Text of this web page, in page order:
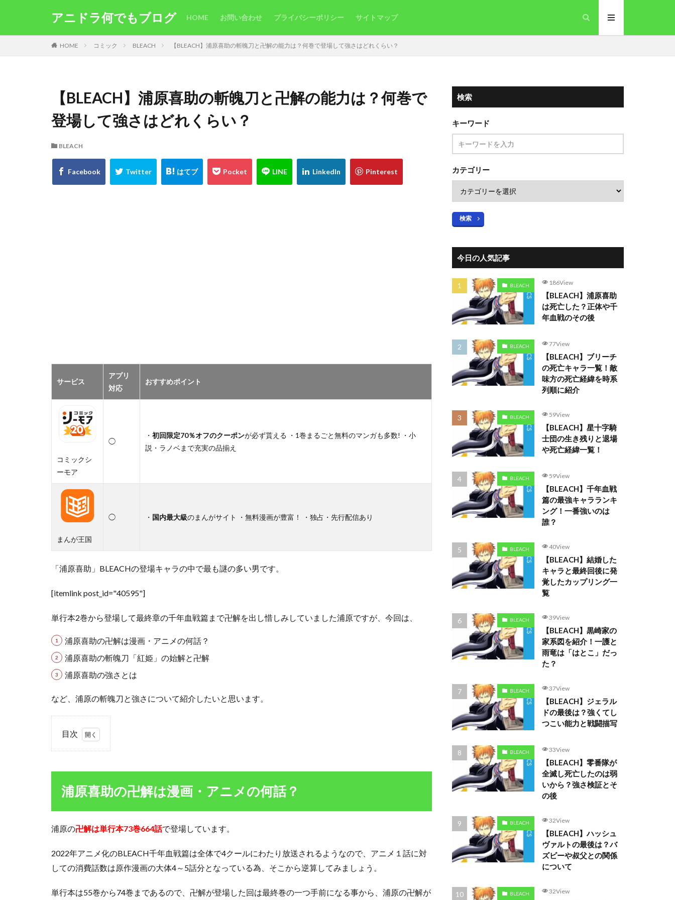
アニドラ何でもブログ HOME お問い合わせ プライバシーポリシー サイトマップ
HOME コミック BLEACH 【BLEACH】浦原喜助の斬魄刀と卍解の能力は？何巻で登場して強さはどれくらい？
【BLEACH】浦原喜助の斬魄刀と卍解の能力は？何巻で
登場して強さはどれくらい？
BLEACH
サービス
アプリ
対応
おすすめポイント
コミックシ
ーモア
◯
・ 初回限定70％オフのクーポンが必ず貰える ・1巻まるごと無料のマンガも多数! ・小
説・ラノベまで充実の品揃え
まんが王国
◯ ・ 国内最大級のまんがサイト ・無料漫画が豊富！ ・独占・先行配信あり
「浦原喜助」BLEACHの登場キャラの中で最も謎の多い男です。
[itemlink post_id="40595"]
単行本2巻から登場して最終章の千年血戦篇まで卍解を出し惜しみしていました浦原ですが、今回は、
浦原喜助の卍解は漫画・アニメの何話？
浦原喜助の斬魄刀「紅姫」の始解と卍解
浦原喜助の強さとは
など、浦原の斬魄刀と強さについて紹介したいと思います。
目次
喜助
解は
画・
メの
話？
1.1
喜助
浦原喜助の卍解は漫画・アニメの何話？
浦原の卍解は単行本73巻664話で登場しています。
2022年アニメ化のBLEACH千年血戦篇は全体で4クールにわたり放送されるようなので、アニメ１話に対
しての消費話数は原作漫画の大体4～5話分となっている為、そこから逆算してみましょう。
単行本は55巻から74巻まであるので、卍解が登場した回は最終巻の一つ手前になる事から、浦原の卍解が
検索
キーワード
カテゴリー
検索
今日の人気記事
BLEACH 186View
【BLEACH】浦原喜助
は死亡した？正体や千
年血戦のその後
BLEACH 77View
【BLEACH】ブリーチ
の死亡キャラ一覧！敵
味方の死亡経緯を時系
列順に紹介
BLEACH 59View
【BLEACH】星十字騎
士団の生き残りと退場
や死亡経緯一覧！
BLEACH 59View
【BLEACH】千年血戦
篇の最強キャラランキ
ング！一番強いのは
誰？
BLEACH 40View
【BLEACH】結婚した
キャラと最終回後に発
覚したカップリング一
覧
BLEACH 39View
【BLEACH】黒崎家の
家系図を紹介！一護と
雨竜は「はとこ」だっ
た？
BLEACH 37View
【BLEACH】ジェラル
ドの最後は？強くてし
つこい能力と戦闘描写
BLEACH 33View
【BLEACH】零番隊が
全滅し死亡したのは弱
いから？強さ検証とそ
の後
BLEACH 32View
【BLEACH】ハッシュ
ヴァルトの最後は？バ
ズビーや叔父との関係
について
BLEACH 32View